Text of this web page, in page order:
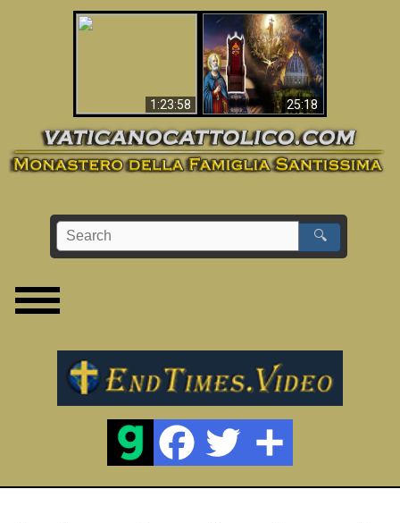
1:23:58 25:18
La Bibbia ha previsto
70 anni senza Papa?
🔍